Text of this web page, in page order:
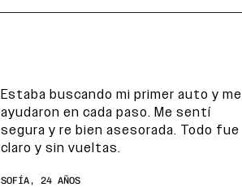
Estaba buscando mi primer auto y me
ayudaron en cada paso. Me sentí
segura y re bien asesorada. Todo fue
claro y sin vueltas.
SOFÍA, 24 AÑOS